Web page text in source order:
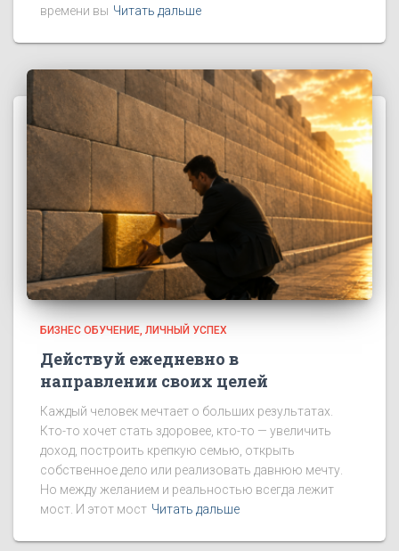
времени вы Читать дальше
БИЗНЕС ОБУЧЕНИЕ ЛИЧНЫЙ УСПЕХ
Действуй ежедневно в
направлении своих целей
Каждый человек мечтает о больших результатах.
Кто-то хочет стать здоровее, кто-то — увеличить
доход, построить крепкую семью, открыть
собственное дело или реализовать давнюю мечту.
Но между желанием и реальностью всегда лежит
мост. И этот мост Читать дальше